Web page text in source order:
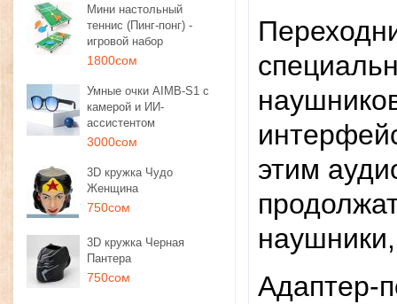
Мини настольный
теннис (Пинг-понг) -
игровой набор
1800сом
Умные очки AIMB-S1 с
камерой и ИИ-
ассистентом
3000сом
3D кружка Чудо
Женщина
750сом
3D кружка Черная
Пантера
750сом
этим
Адаптер-